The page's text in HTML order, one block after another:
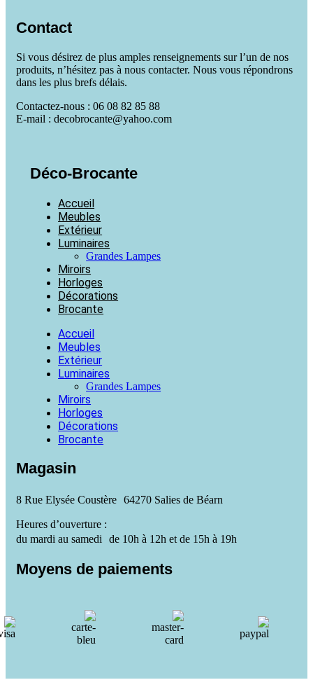
Contact
Si vous désirez de plus amples renseignements sur l’un de nos
produits, n’hésitez pas à nous contacter. Nous vous répondrons
dans les plus brefs délais.
Contactez-nous : 06 08 82 85 88
E-mail : decobrocante@yahoo.com
Déco-Brocante
Accueil
Meubles
Extérieur
Luminaires
Grandes Lampes
Miroirs
Horloges
Décorations
Brocante
Accueil
Meubles
Extérieur
Luminaires
Grandes Lampes
Miroirs
Horloges
Décorations
Brocante
Magasin
8 Rue Elysée Coustère 64270 Salies de Béarn
Heures d’ouverture :
du mardi au samedi de 10h à 12h et de 15h à 19h
Moyens de paiements